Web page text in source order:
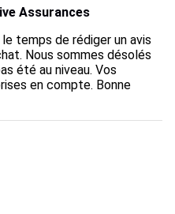
Assurances
temps de rédiger un avis
Nous sommes désolés
été au niveau. Vos
en compte. Bonne